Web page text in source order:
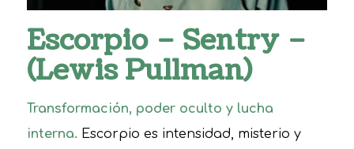
Escorpio – Sentry –
(Lewis Pullman)
Transformación, poder oculto y lucha
interna. Escorpio es intensidad, misterio y